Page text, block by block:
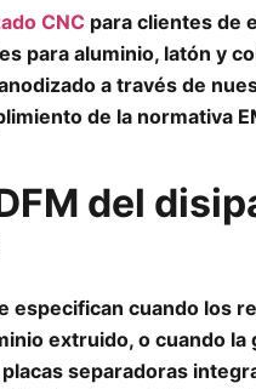
CNC para clientes de
para aluminio, latón y
a través de
de la normativa
del
especifican cuando los
extruido, o cuando
separadoras